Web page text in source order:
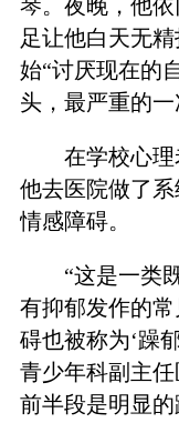
琴。夜晚，他
足让他白天无
始“讨厌现在的
头，最严重的一
在学校心
他去医院做了
情感障碍。
“这是一类
有抑郁发作的
碍也被称为‘躁
青少年科副主
前半段是明显